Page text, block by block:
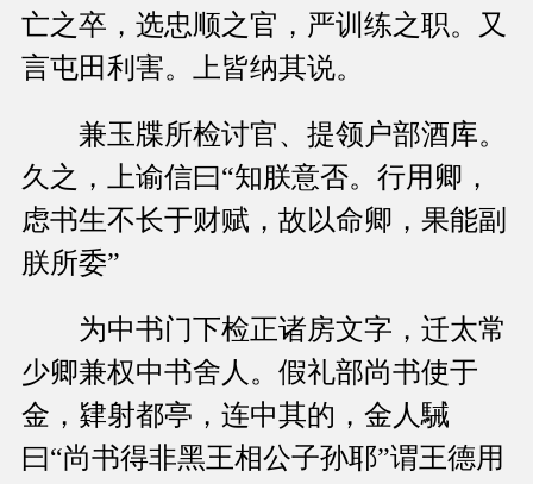
亡之卒，选忠顺之官，严训练之职。又
言屯田利害。上皆纳其说。
兼玉牒所检讨官、提领户部酒库。
久之，上谕信曰“知朕意否。行用卿，
虑书生不长于财赋，故以命卿，果能副
朕所委”
为中书门下检正诸房文字，迁太常
少卿兼权中书舍人。假礼部尚书使于
金，肄射都亭，连中其的，金人駴
曰“尚书得非黑王相公子孙耶”谓王德用